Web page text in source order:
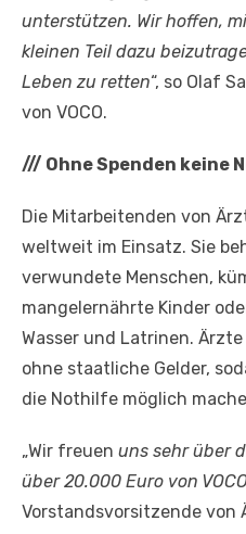
unterstützen. Wir hoffen,
kleinen Teil dazu
Leben zu retten“, so Olaf
von VOCO.
/// Ohne Spenden keine
Die Mitarbeitenden von
weltweit im Einsatz. Sie
verwundete Menschen,
mangelernährte Kinder
Wasser und Latrinen.
ohne staatliche Gelder,
die Nothilfe möglich
„Wir freuen uns sehr über
über 20.000 Euro von
Vorstandsvorsitzende von